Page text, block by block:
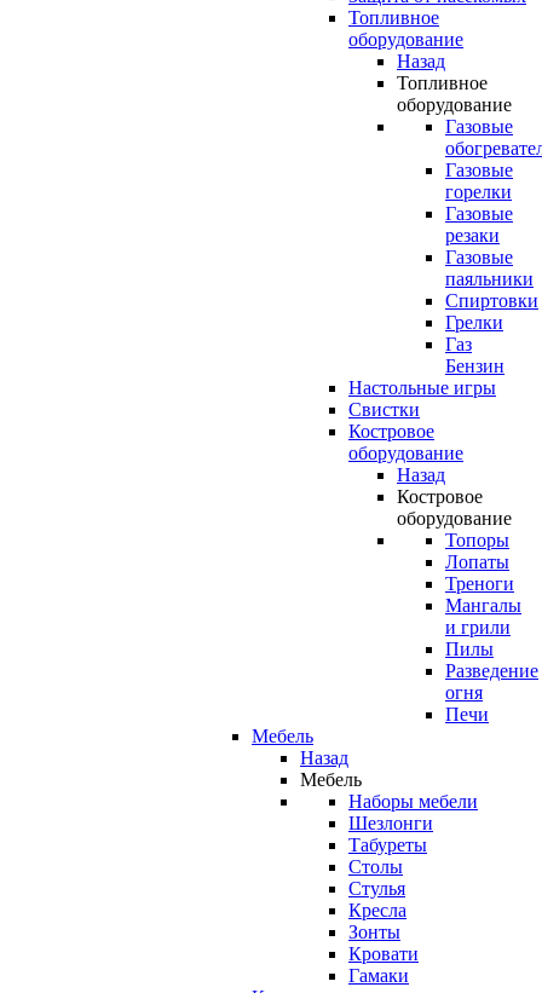
Топливное
оборудование
Назад
Топливное
оборудование
Газовые
Газовые
горелки
Газовые
резаки
Газовые
паяльники
Спиртовки
Грелки
Газ
Бензин
Настольные игры
Свистки
Костровое
оборудование
Назад
Костровое
оборудование
Топоры
Лопаты
Треноги
Мангалы
и грили
Пилы
Разведение
огня
Печи
Мебель
Назад
Мебель
Наборы мебели
Шезлонги
Табуреты
Столы
Стулья
Кресла
Зонты
Кровати
Гамаки